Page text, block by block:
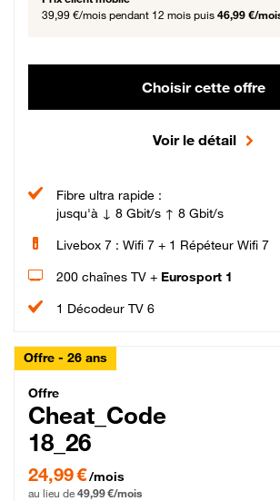
39,99 €/mois pendant 12 mois puis 46,99 €/
Choisir cette offre
Voir le détail
Fibre ultra rapide :
jusqu'à ↓ 8 Gbit/s ↑ 8 Gbit/s
Livebox 7 : Wifi 7 + 1 Répéteur Wifi 7
200 chaînes TV + Eurosport 1
1 Décodeur TV 6
Offre - 26 ans
Cheat_Code Fibre_18_26
Offre
Cheat_Code
18_26
24,99 € par mois pendant 0 mois puis 49,99 € par
24,99 €/mois
au lieu de 49,99 €/mois